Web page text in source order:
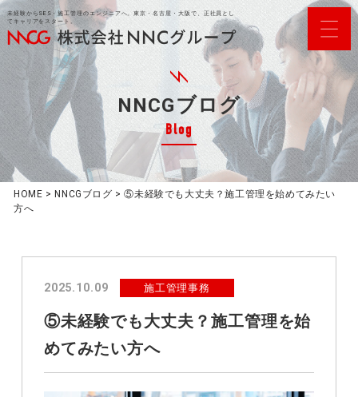
未経験からSES・施工管理のエンジニアへ。東京・名古屋・大阪で、正社員とし
てキャリアをスタート。
NNCGブログ
Blog
HOME > NNCGブログ >⑤未経験でも大丈夫？施工管理を始めてみたい
方へ
2025.10.09 施工管理事務
⑤未経験でも大丈夫？施工管理を始
めてみたい方へ